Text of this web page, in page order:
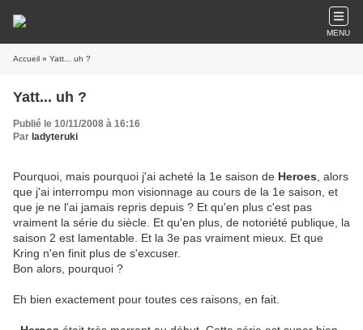
MENU
Accueil » Yatt... uh ?
Yatt... uh ?
Publié le 10/11/2008 à 16:16
Par ladyteruki
Pourquoi, mais pourquoi j'ai acheté la 1e saison de Heroes , alors
que j'ai interrompu mon visionnage au cours de la 1e saison, et
que je ne l'ai jamais repris depuis ? Et qu'en plus c'est pas
vraiment la série du siècle. Et qu'en plus, de notoriété publique, la
saison 2 est lamentable. Et la 3e pas vraiment mieux. Et que
Kring n'en finit plus de s'excuser.
Bon alors, pourquoi ?
Eh bien exactement pour toutes ces raisons, en fait.